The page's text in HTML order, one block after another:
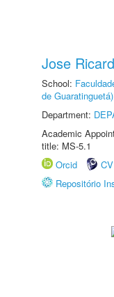
Jose
School:
de Guaratinguetá)
Department:
Academic
title: MS-5.1
Orcid
Repositório